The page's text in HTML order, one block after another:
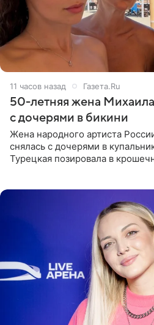
11 часов назад Газета.Ru
50-летняя жена
с дочерями в бикини
Жена народного артиста
снялась с дочерями в
Турецкая позировала в